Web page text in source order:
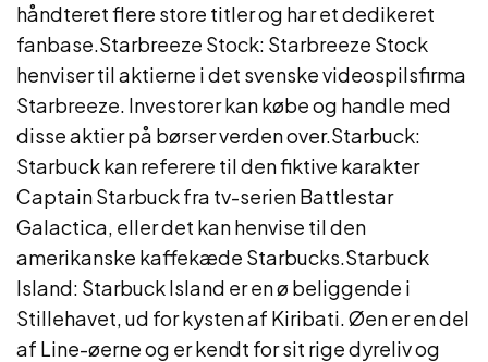
håndteret flere store titler og har et dedikeret
fanbase.Starbreeze Stock: Starbreeze Stock
henviser til aktierne i det svenske videospilsfirma
Starbreeze. Investorer kan købe og handle med
disse aktier på børser verden over.Starbuck:
Starbuck kan referere til den fiktive karakter
Captain Starbuck fra tv-serien Battlestar
Galactica, eller det kan henvise til den
amerikanske kaffekæde Starbucks.Starbuck
Island: Starbuck Island er en ø beliggende i
Stillehavet, ud for kysten af Kiribati. Øen er en del
af Line-øerne og er kendt for sit rige dyreliv og